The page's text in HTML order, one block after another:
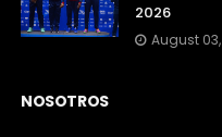
2026
August
NOSOTROS